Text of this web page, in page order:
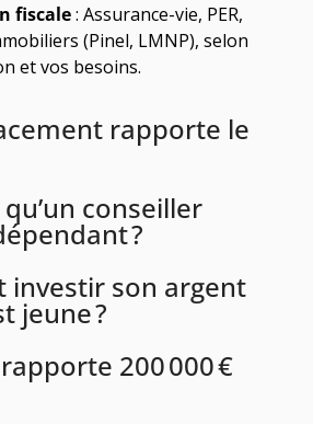
fiscale: Assurance-vie, PER,
(Pinel, LMNP), selon
et vos besoins.
rapporte le
qu’un conseiller
?
investir son argent
jeune ?
200 000 €